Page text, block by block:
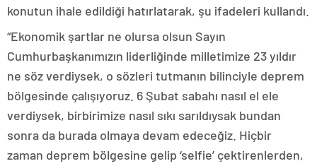
konutun ihale edildiği hatırlatarak, şu ifadeleri kullandı.
“Ekonomik şartlar ne olursa olsun Sayın
Cumhurbaşkanımızın liderliğinde milletimize 23 yıldır
ne söz verdiysek, o sözleri tutmanın bilinciyle deprem
bölgesinde çalışıyoruz. 6 Şubat sabahı nasıl el ele
verdiysek, birbirimize nasıl sıkı sarıldıysak bundan
sonra da burada olmaya devam edeceğiz. Hiçbir
zaman deprem bölgesine gelip ‘selfie’ çektirenlerden,